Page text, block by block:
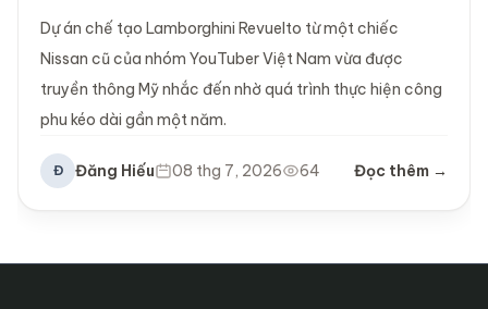
Dự án chế tạo Lamborghini Revuelto từ một chiếc
Nissan cũ của nhóm YouTuber Việt Nam vừa được
truyền thông Mỹ nhắc đến nhờ quá trình thực hiện công
phu kéo dài gần một năm.
Đ Đăng Hiếu 08 thg 7, 2026 64 Đọc thêm →